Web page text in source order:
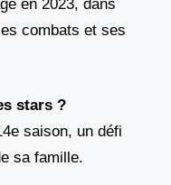
en 2023, dans
combats et ses
stars ?
saison, un défi
sa famille.